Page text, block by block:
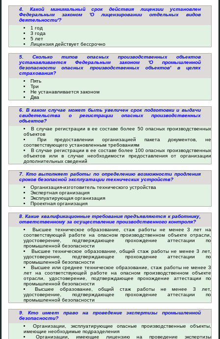
4. Какой минимальный срок действия лицензии установлен
Федеральным законом 'О лицензировании отдельных видов
деятельности'?
1 год
3 года
5 лет
Лицензия действует бессрочно
5. Сколько типов опасных производственных объектов
устанавливается Федеральным законом 'О промышленной
безопасности опасных производственных объектов' в целях
страхования?
Пять
Три
Не устанавливается законом
Два
6. В каком случае может быть увеличен срок подготовки и выдачи
свидетельства о регистрации опасных производственных
объектов?
В случае регистрации в ее составе более 50 опасных производственных
объектов
При предоставлении организацией пакета документов, не
соответствующего установленным требованиям
В случае регистрации в ее составе более 100 опасных производственных
объектов или в случае необходимости предоставления от организации
дополнительных сведений
7. Кто выполняет работы по определению возможности продления
сроков безопасной эксплуатации технических устройств?
Организация-изготовитель технического устройства
Экспертная организация
Эксплуатирующая организация
Проектная организация
8. Какие квалификационные требования предъявляются к работнику,
ответственному за осуществление производственного контроля?
Высшее техническое образование, стаж работы не менее 3 лет на
соответствующей работе на опасном производственном объекте отрасли,
удостоверение, подтверждающее прохождение аттестации по
промышленной безопасности
Высшее техническое образование, общий стаж работы не менее 3 лет,
удостоверение, подтверждающее прохождение аттестации по
промышленной безопасности
Высшее или среднее техническое образование, стаж работы не менее 3
лет на соответствующей работе на опасном производственном объекте
отрасли, удостоверение, подтверждающее прохождение аттестации по
промышленной безопасности
Высшее образование, общий стаж работы не менее 3 лет,
удостоверение, подтверждающее прохождение аттестации по
промышленной безопасности
9. Кто имеет право на проведение экспертизы промышленной
безопасности?
Организации, эксплуатирующие опасные производственные объекты,
имеющие необходимые подразделения
Организации, имеющие лицензию на проведение экспертизы